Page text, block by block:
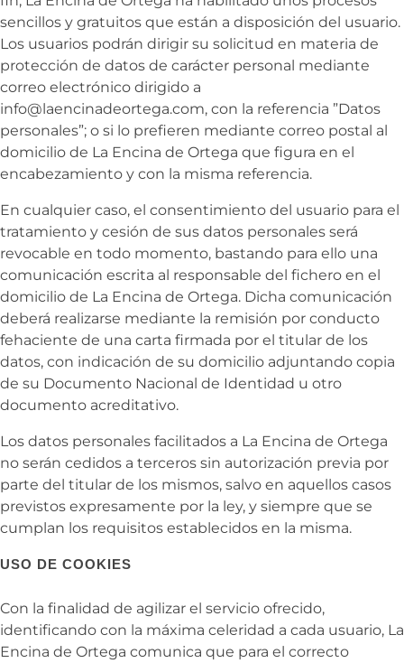
sencillos y gratuitos que están a disposición del usuario.
Los usuarios podrán dirigir su solicitud en materia de
protección de datos de carácter personal mediante
correo electrónico dirigido a
info@laencinadeortega.com, con la referencia ”Datos
personales”; o si lo prefieren mediante correo postal al
domicilio de La Encina de Ortega que figura en el
encabezamiento y con la misma referencia.
En cualquier caso, el consentimiento del usuario para el
tratamiento y cesión de sus datos personales será
revocable en todo momento, bastando para ello una
comunicación escrita al responsable del fichero en el
domicilio de La Encina de Ortega. Dicha comunicación
deberá realizarse mediante la remisión por conducto
fehaciente de una carta firmada por el titular de los
datos, con indicación de su domicilio adjuntando copia
de su Documento Nacional de Identidad u otro
documento acreditativo.
Los datos personales facilitados a La Encina de Ortega
no serán cedidos a terceros sin autorización previa por
parte del titular de los mismos, salvo en aquellos casos
previstos expresamente por la ley, y siempre que se
cumplan los requisitos establecidos en la misma.
USO DE COOKIES
Con la finalidad de agilizar el servicio ofrecido,
identificando con la máxima celeridad a cada usuario, La
Encina de Ortega comunica que para el correcto